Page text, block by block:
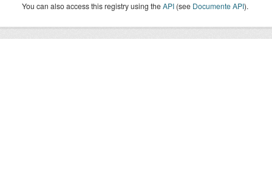
You can also access this registry using theAPI (see Documente API).